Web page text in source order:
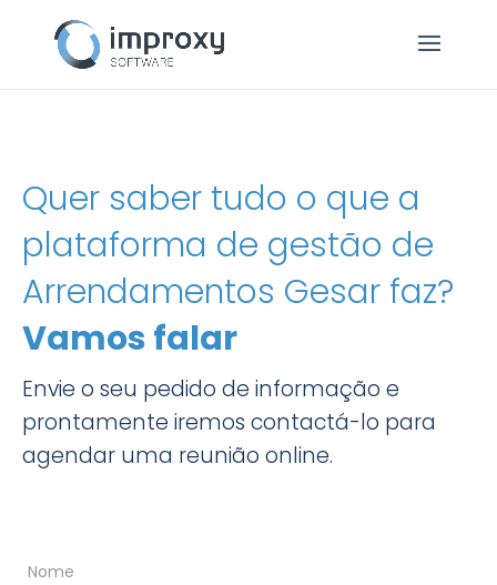
Quer saber tudo o que a
plataforma de gestão de
Arrendamentos Gesar faz?
Vamos falar
Envie o seu pedido de informação e
prontamente iremos contactá-lo para
agendar uma reunião online.